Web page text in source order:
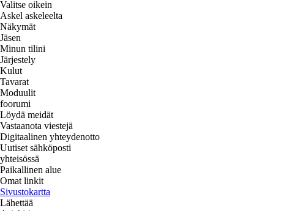
Valitse oikein
Askel askeleelta
Näkymät
Jäsen
Minun tilini
Järjestely
Kulut
Tavarat
Moduulit
foorumi
Löydä meidät
Vastaanota viestejä
Digitaalinen yhteydenotto
Uutiset sähköposti
yhteisössä
Paikallinen alue
Omat linkit
Sivustokartta
Lähettää